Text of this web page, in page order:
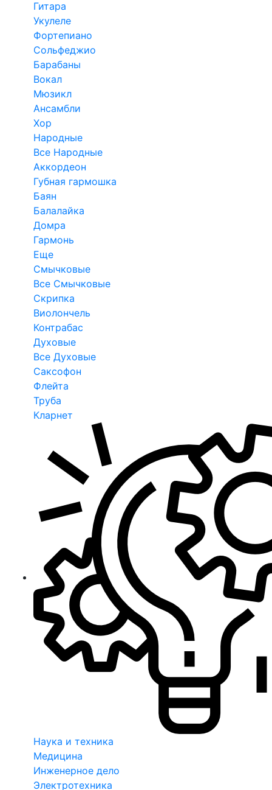
Гитара
Укулеле
Фортепиано
Сольфеджио
Барабаны
Вокал
Мюзикл
Ансамбли
Хор
Народные
Все Народные
Аккордеон
Губная гармошка
Баян
Балалайка
Домра
Гармонь
Еще
Смычковые
Все Смычковые
Скрипка
Виолончель
Контрабас
Духовые
Все Духовые
Саксофон
Флейта
Труба
Кларнет
Наука и техника
Медицина
Инженерное дело
Электротехника